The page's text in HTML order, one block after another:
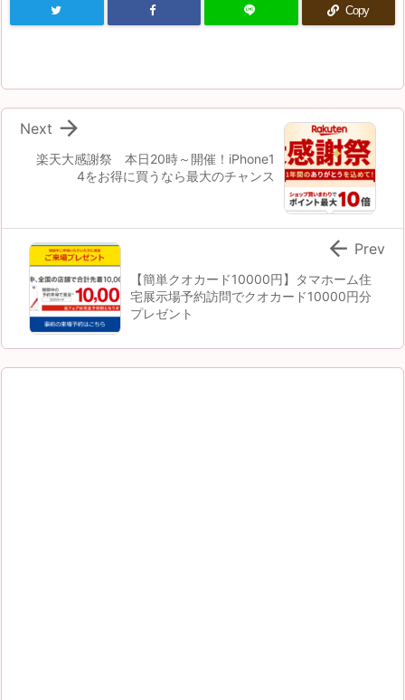
Copy
楽天大感謝祭 本日20時～開催！iPhone1
4をお得に買うなら最大のチャンス

Next
【簡単クオカード10000円】タマホーム住
宅展示場予約訪問でクオカード10000円分
プレゼント
 Prev